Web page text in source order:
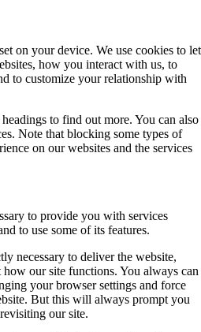
on your device. We use cookies to let
how you interact with us, to
to customize your relationship with
to find out more. You can also
Note that blocking some types of
on our websites and the services
to provide you with services
to use some of its features.
necessary to deliver the website,
our site functions. You always can
your browser settings and force
But this will always prompt you
our site.